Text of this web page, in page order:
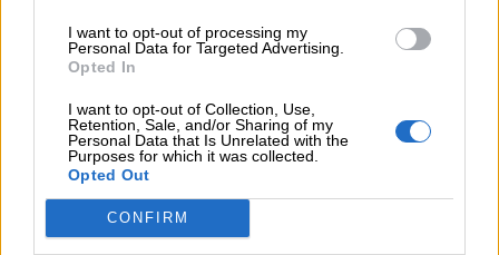
I want to opt-out of processing my
Personal Data for Targeted Advertising.
Opted In
I want to opt-out of Collection, Use,
Retention, Sale, and/or Sharing of my
Personal Data that Is Unrelated with the
Purposes for which it was collected.
Opted Out
CONFIRM
06.08.2026 - 08:40
Η γαλλική «ψήφος» στο «καλώδιο» και τα συμφέροντα, οι
ελληνικές τράπεζες «πρωταθλήτριες» στα δάνεια, νέο deal
Βαρδινογιάννη- Εξάρχου και ο διπλασιασμός των κερδών της
05.08.2026 - 13:37
Randy Schekman, Νομπελίστας Ιατρικής: «Σε πέντε χρόνια
μπορεί να έχουμε θεραπεία που αναστέλλει την εξέλιξη του